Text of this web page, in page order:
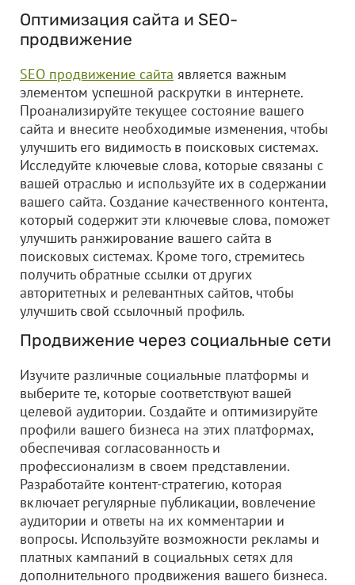
Оптимизация сайта и SEO-
продвижение
SEO продвижение сайта является важным
элементом успешной раскрутки в интернете.
Проанализируйте текущее состояние вашего
сайта и внесите необходимые изменения, чтобы
улучшить его видимость в поисковых системах.
Исследуйте ключевые слова, которые связаны с
вашей отраслью и используйте их в содержании
вашего сайта. Создание качественного контента,
который содержит эти ключевые слова, поможет
улучшить ранжирование вашего сайта в
поисковых системах. Кроме того, стремитесь
получить обратные ссылки от других
авторитетных и релевантных сайтов, чтобы
улучшить свой ссылочный профиль.
Продвижение через социальные сети
Изучите различные социальные платформы и
выберите те, которые соответствуют вашей
целевой аудитории. Создайте и оптимизируйте
профили вашего бизнеса на этих платформах,
обеспечивая согласованность и
профессионализм в своем представлении.
Разработайте контент-стратегию, которая
включает регулярные публикации, вовлечение
аудитории и ответы на их комментарии и
вопросы. Используйте возможности рекламы и
платных кампаний в социальных сетях для
дополнительного продвижения вашего бизнеса.